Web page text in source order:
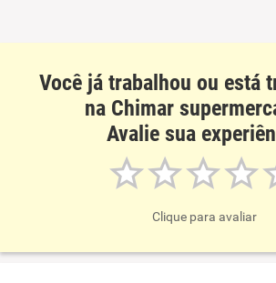
Você já trabalhou ou está
na Chimar
Avalie sua
Clique para avaliar